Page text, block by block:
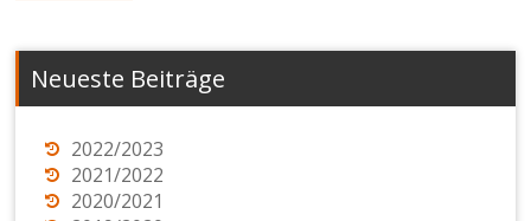
Neueste Beiträge
2022/2023
2021/2022
2020/2021